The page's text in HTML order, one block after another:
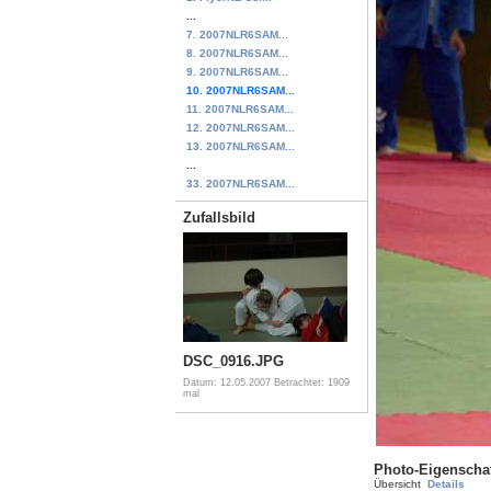
7. 2007NLR6SAM...
8. 2007NLR6SAM...
9. 2007NLR6SAM...
10. 2007NLR6SAM...
11. 2007NLR6SAM...
12. 2007NLR6SAM...
13. 2007NLR6SAM...
33. 2007NLR6SAM...
Zufallsbild
DSC_0916.JPG
Datum: 12.05.2007 Betrachtet: 1909
mal
Photo-
Übersicht Details